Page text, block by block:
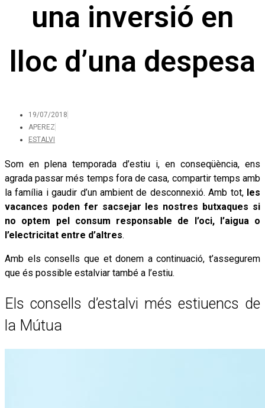
una inversió en
lloc d’una despesa
19/07/2018
APEREZ
ESTALVI
Som en plena temporada d’estiu i, en conseqüència, ens
agrada passar més temps fora de casa, compartir temps amb
la família i gaudir d’un ambient de desconnexió. Amb tot, les
vacances poden fer sacsejar les nostres butxaques si
no optem pel consum responsable de l’oci, l’aigua o
l’electricitat entre d’altres.
Amb els consells que et donem a continuació, t’assegurem
que és possible estalviar també a l’estiu.
Els consells d’estalvi més estiuencs de
la Mútua